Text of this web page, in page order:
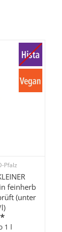
Pfalz
feinherb
(unter
*
1 l